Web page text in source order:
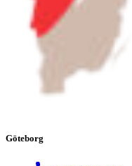
Göteborg